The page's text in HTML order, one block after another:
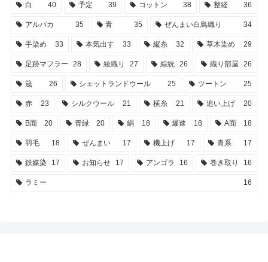
白 40 予定 39 コットン 38 整経 36
アルパカ 35 青 35 ぜんまい白鳥織り 34
手染め 33 本気出す 33 縦糸 32 草木染め 29
足跡マフラー 28 綾織り 27 綜絖 26 織り部屋 26
筬 26 シェットランドウール 25 ツートン 25
赤 23 シルクウール 21 横糸 21 追い上げ 20
B面 20 青緑 20 絹 18 爆速 18 A面 18
羽毛 18 ぜんまい 17 機上げ 17 青系 17
鉄媒染 17 お知らせ 17 アンゴラ 16 巻き取り 16
ラミー 16